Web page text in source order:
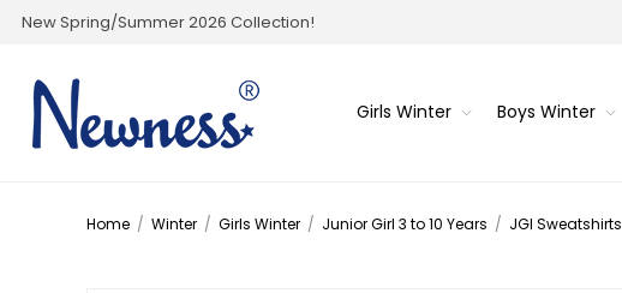
New Spring/Summer 2026 Collection!
Girls Winter Boys Winter
Home / Winter / Girls Winter / Junior Girl 3 to 10 Years / JGI Sweatshirts